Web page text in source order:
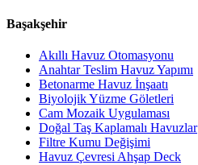
Başakşehir
Akıllı Havuz Otomasyonu
Anahtar Teslim Havuz Yapımı
Betonarme Havuz İnşaatı
Biyolojik Yüzme Göletleri
Cam Mozaik Uygulaması
Doğal Taş Kaplamalı Havuzlar
Filtre Kumu Değişimi
Havuz Çevresi Ahşap Deck